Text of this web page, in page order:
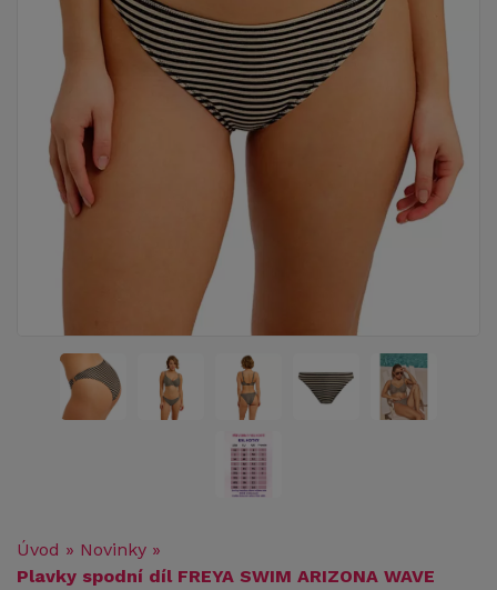
Úvod » Novinky »
Plavky spodní díl FREYA SWIM ARIZONA WAVE